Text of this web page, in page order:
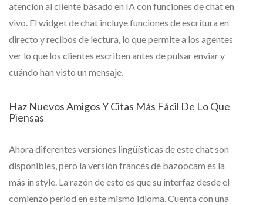
atención al cliente basado en IA con funciones de chat en
vivo. El widget de chat incluye funciones de escritura en
directo y recibos de lectura, lo que permite a los agentes
ver lo que los clientes escriben antes de pulsar enviar y
cuándo han visto un mensaje.
Haz Nuevos Amigos Y Citas Más Fácil De Lo Que
Piensas
Ahora diferentes versiones lingüísticas de este chat son
disponibles, pero la versión francés de bazoocam es la
más in style. La razón de esto es que su interfaz desde el
comienzo period en este mismo idioma. Cuenta con una